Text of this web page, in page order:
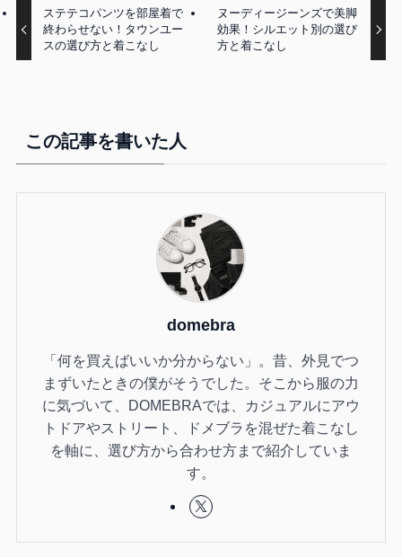
ステテコパンツを部屋着で
終わらせない！タウンユー
スの選び方と着こなし
ヌーディージーンズで美脚
効果！シルエット別の選び
方と着こなし
この記事を書いた人
domebra
「何を買えばいいか分からない」。昔、外見でつ
まずいたときの僕がそうでした。そこから服の力
に気づいて、DOMEBRAでは、カジュアルにアウ
トドアやストリート、ドメブラを混ぜた着こなし
を軸に、選び方から合わせ方まで紹介していま
す。